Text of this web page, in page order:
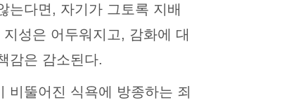
는다면, 자기가 그토록 지배
성은 어두워지고, 감화에 대
감은 감소된다.
비뚤어진 식욕에 방종하는 죄